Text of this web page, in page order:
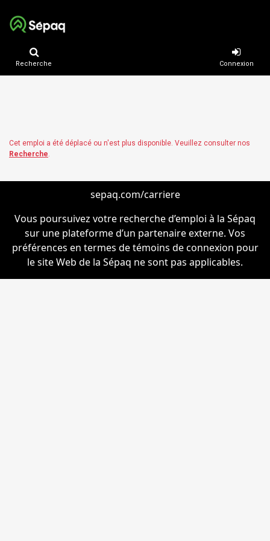
Recherche Connexion
Cet emploi a été déplacé ou n'est plus disponible. Veuillez consulter nos
Recherche.
sepaq.com/carriere
Vous poursuivez votre recherche d’emploi à la Sépaq
sur une plateforme d’un partenaire externe. Vos
préférences en termes de témoins de connexion pour
le site Web de la Sépaq ne sont pas applicables.